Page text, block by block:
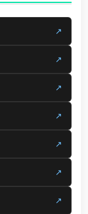
↗
↗
↗
↗
↗
↗
↗